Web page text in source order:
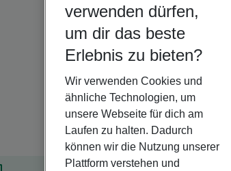
verwenden dürfen,
um dir das beste
Erlebnis zu bieten?
Wir verwenden Cookies und
ähnliche Technologien, um
unsere Webseite für dich am
Laufen zu halten. Dadurch
können wir die Nutzung unserer
Plattform verstehen und